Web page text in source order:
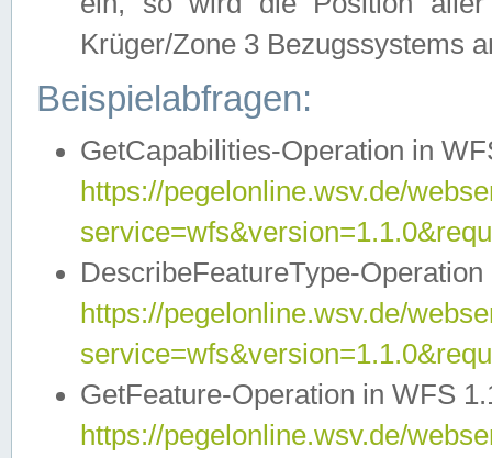
Krüger/Zone 3 Bezugssystems
Beispielabfragen:
GetCapabilities-Operation in
https://pegelonline.wsv.de/
DescribeFeatureType-
https://pegelonline.wsv.de/
GetFeature-Operation in WFS
https://pegelonline.wsv.de/